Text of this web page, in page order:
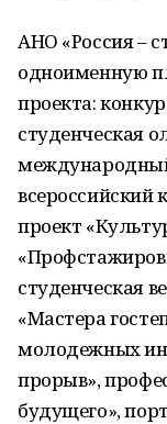
АНО «Россия –
одноименную
проекта:
студенческая
всероссийский
проект
студенческая
«Мастера
молодежных
прорыв»,
будущего»,